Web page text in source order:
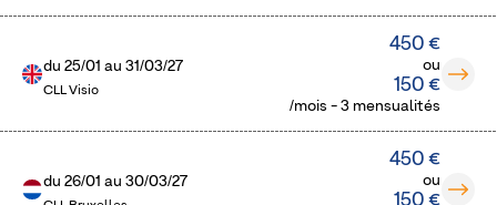
du25/01 au31/03/27
CLL Visio
450 €
ou
150 €
/mois - 3 mensualités
du26/01 au30/03/27
450 €
ou
150 €